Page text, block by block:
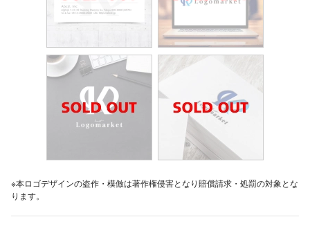
※本ロゴデザインの盗作・模倣は著作権侵害となり賠償請求・処罰の対象とな
ります。